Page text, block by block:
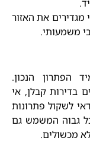
מגדירים את האזור
משמעותי.
הפתרון הנכון.
בדירות קבלן, אי
לשקול פתרונות
גבוה המשמש גם
מכשולים.